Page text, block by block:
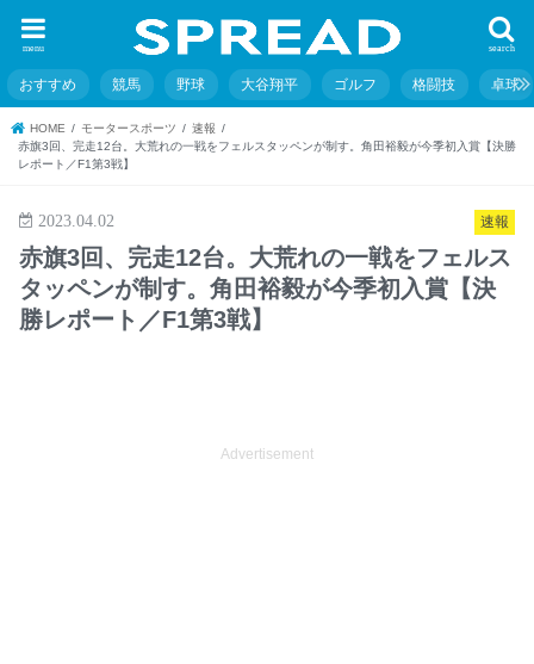
search
menu
おすすめ 競馬 野球 大谷翔平 ゴルフ 格闘技 卓球
HOME モータースポーツ
速報
赤旗3回、完走12台。大荒れの一戦をフェルスタッペンが制す。角田裕毅が今季初入賞【決勝
レポート／F1第3戦】
速報
2023.04.02
赤旗3回、完走12台。大荒れの一戦をフェルス
タッペンが制す。角田裕毅が今季初入賞【決
勝レポート／F1第3戦】
Advertisement